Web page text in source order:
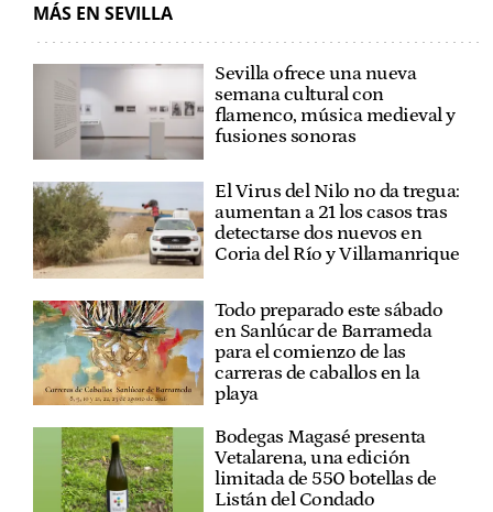
MÁS EN SEVILLA
Sevilla ofrece una nueva
semana cultural con
flamenco, música medieval y
fusiones sonoras
El Virus del Nilo no da tregua:
aumentan a 21 los casos tras
detectarse dos nuevos en
Coria del Río y Villamanrique
Todo preparado este sábado
en Sanlúcar de Barrameda
para el comienzo de las
carreras de caballos en la
playa
Bodegas Magasé presenta
Vetalarena, una edición
limitada de 550 botellas de
Listán del Condado